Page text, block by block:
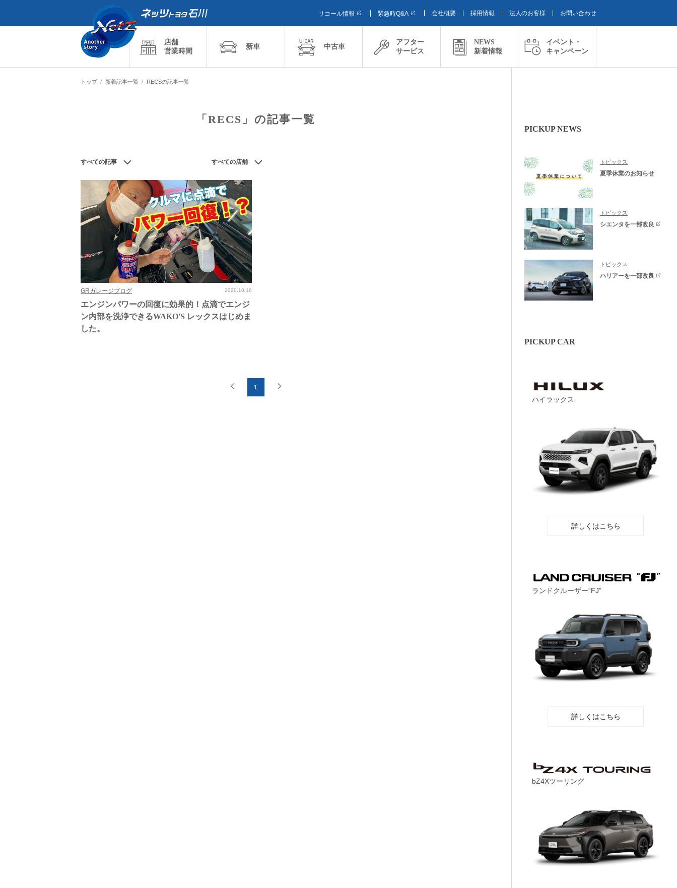
リコール情報 緊急時Q&A 会社概要 採用情報 法人のお客様 お問い合わせ
店舗
営業時間
新車 中古車
アフター
サービス
NEWS
新着情報
イベント・
キャンペーン
トップ 新着記事一覧 RECSの記事一覧
「RECS」の記事一覧
すべての記事 すべての店舗
GRガレージブログ 2020.10.16
エンジンパワーの回復に効果的！点滴でエンジ
ン内部を洗浄できるWAKO'S レックスはじめま
した。
1
PICKUP NEWS
トピックス
夏季休業のお知らせ
トピックス
シエンタを一部改良
トピックス
ハリアーを一部改良
PICKUP CAR
ハイラックス
詳しくはこちら
ランドクルーザー“FJ”
詳しくはこちら
bZ4Xツーリング